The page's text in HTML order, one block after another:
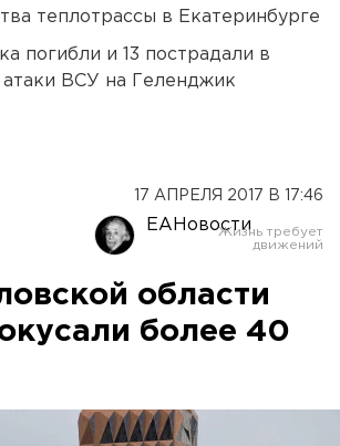
теплотрассы в Екатеринбурге
погибли и 13 пострадали в
атаки ВСУ на Геленджик
17 АПРЕЛЯ 2017 В 17:46
ЕАНовости
области
более 40